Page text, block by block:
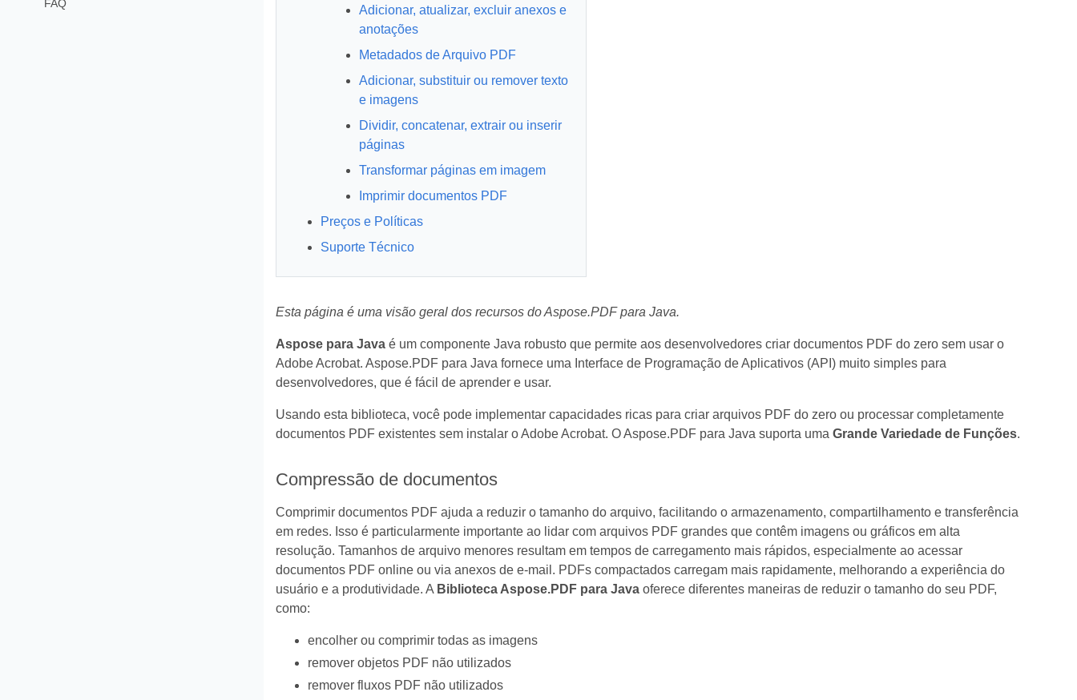
FAQ
Adicionar, atualizar, excluir anexos e
anotações
Metadados de Arquivo PDF
Adicionar, substituir ou remover texto
e imagens
Dividir, concatenar, extrair ou inserir
páginas
Transformar páginas em imagem
Imprimir documentos PDF
Preços e Políticas
Suporte Técnico
Esta página é uma visão geral dos recursos do Aspose.PDF para Java.
Aspose para Javaé um componente Java robusto que permite aos desenvolvedores criar documentos PDF do zero sem usar o
Adobe Acrobat. Aspose.PDF para Java fornece uma Interface de Programação de Aplicativos (API) muito simples para
desenvolvedores, que é fácil de aprender e usar.
Usando esta biblioteca, você pode implementar capacidades ricas para criar arquivos PDF do zero ou processar completamente
documentos PDF existentes sem instalar o Adobe Acrobat. O Aspose.PDF para Java suporta uma Grande Variedade de Funções.
Compressão de documentos
Comprimir documentos PDF ajuda a reduzir o tamanho do arquivo, facilitando o armazenamento, compartilhamento e transferência
em redes. Isso é particularmente importante ao lidar com arquivos PDF grandes que contêm imagens ou gráficos em alta
resolução. Tamanhos de arquivo menores resultam em tempos de carregamento mais rápidos, especialmente ao acessar
documentos PDF online ou via anexos de e-mail. PDFs compactados carregam mais rapidamente, melhorando a experiência do
usuário e a produtividade. A Biblioteca Aspose.PDF para Javaoferece diferentes maneiras de reduzir o tamanho do seu PDF,
como:
encolher ou comprimir todas as imagens
remover objetos PDF não utilizados
remover fluxos PDF não utilizados